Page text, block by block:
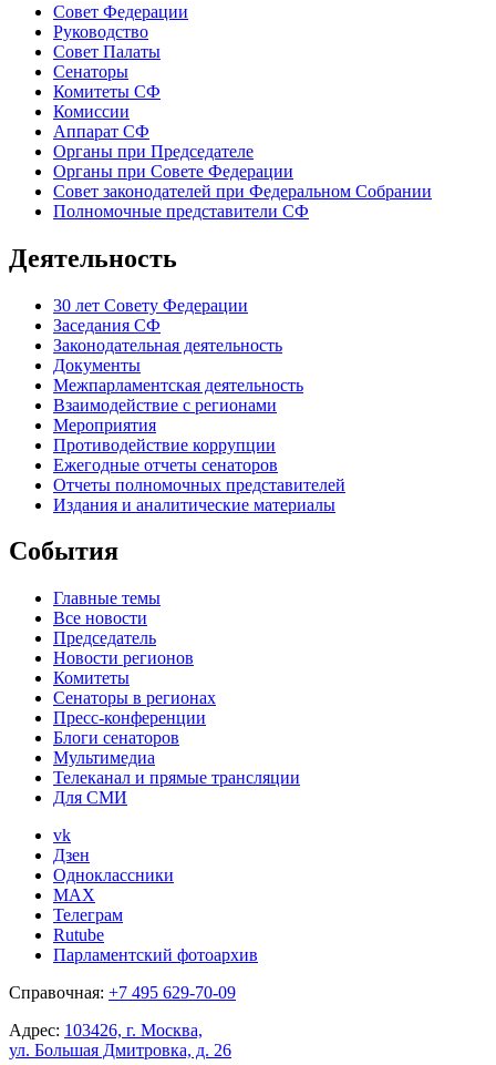
Совет Федерации
Руководство
Совет Палаты
Сенаторы
Комитеты СФ
Комиссии
Аппарат СФ
Органы при Председателе
Органы при Совете Федерации
Совет законодателей при Федеральном Собрании
Полномочные представители СФ
Деятельность
30 лет Совету Федерации
Заседания СФ
Законодательная деятельность
Документы
Межпарламентская деятельность
Взаимодействие с регионами
Мероприятия
Противодействие коррупции
Ежегодные отчеты сенаторов
Отчеты полномочных представителей
Издания и аналитические материалы
События
Главные темы
Все новости
Председатель
Новости регионов
Комитеты
Сенаторы в регионах
Пресс-конференции
Блоги сенаторов
Мультимедиа
Телеканал и прямые трансляции
Для СМИ
vk
Дзен
Одноклассники
MAX
Телеграм
Rutube
Парламентский фотоархив
Справочная: +7 495 629-70-09
Адрес: 103426, г. Москва,
ул. Большая Дмитровка, д. 26